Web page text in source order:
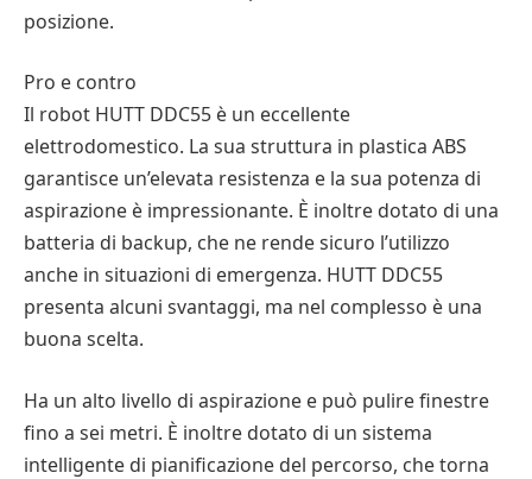
posizione.
Pro e contro
Il robot HUTT DDC55 è un eccellente
elettrodomestico. La sua struttura in plastica ABS
garantisce un’elevata resistenza e la sua potenza di
aspirazione è impressionante. È inoltre dotato di una
batteria di backup, che ne rende sicuro l’utilizzo
anche in situazioni di emergenza. HUTT DDC55
presenta alcuni svantaggi, ma nel complesso è una
buona scelta.
Ha un alto livello di aspirazione e può pulire finestre
fino a sei metri. È inoltre dotato di un sistema
intelligente di pianificazione del percorso, che torna